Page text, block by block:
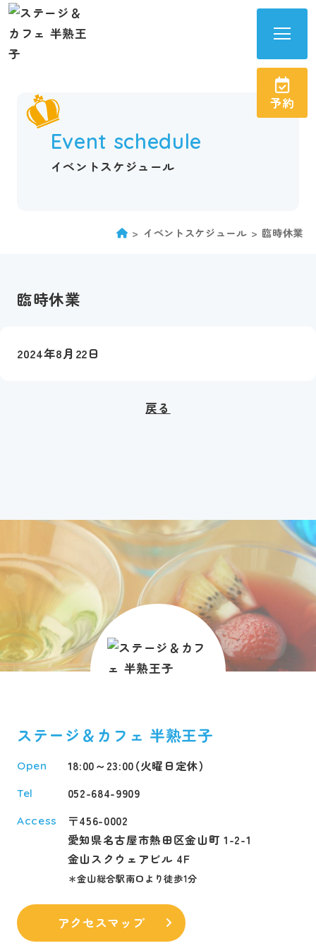
Event schedule
イベントスケジュール
イベントスケジュール 臨時休業
臨時休業
2024年8月22日
戻る
ステージ＆カフェ 半熟王子
Open 18:00～23:00（火曜日定休）
Tel 052-684-9909
Access
〒456-0002
愛知県名古屋市熱田区金山町 1-2-1
金山スクウェアビル 4F
＊金山総合駅南口より徒歩1分
アクセスマップ
半
熟
王
子
ュ
予約